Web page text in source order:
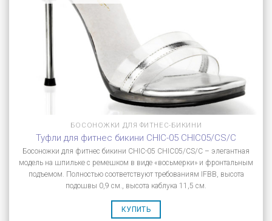
БОСОНОЖКИ ДЛЯ ФИТНЕС-БИКИНИ
Туфли для фитнес бикини CHIC-05 CHIC05/CS/C
Босоножки для фитнес бикини CHIC-05 CHIC05/CS/C – элегантная
модель на шпильке с ремешком в виде «восьмерки» и фронтальным
подъемом. Полностью соответствуют требованиям IFBB, высота
подошвы 0,9 см., высота каблука 11,5 см.
КУПИТЬ